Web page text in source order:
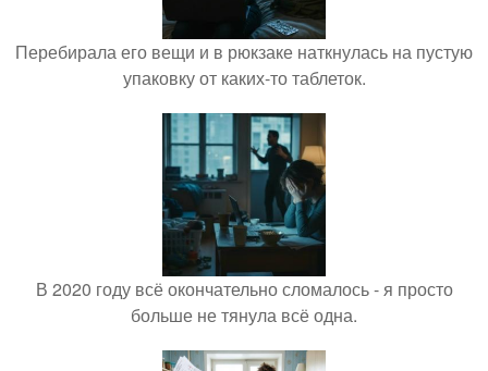
Перебирала его вещи и в рюкзаке наткнулась на пустую
упаковку от каких-то таблеток.
В 2020 году всё окончательно сломалось - я просто
больше не тянула всё одна.